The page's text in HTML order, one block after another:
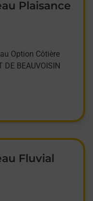
Plaisance
Option Côtière
BEAUVOISIN
Fluvial